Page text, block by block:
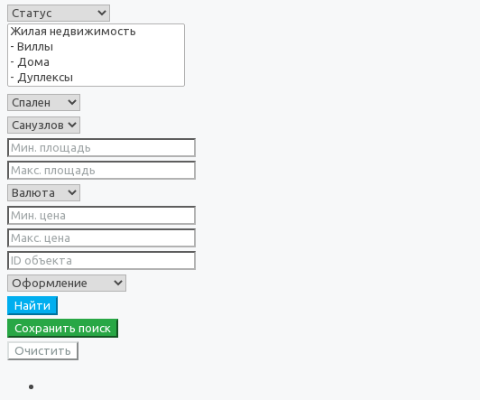
Найти
Сохранить поиск
Очистить